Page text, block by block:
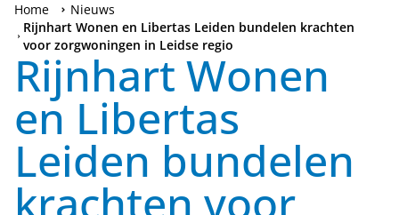
Home
Nieuws
Rijnhart Wonen en Libertas Leiden bundelen krachten
voor zorgwoningen in Leidse regio
Rijnhart Wonen
en Libertas
Leiden bundelen
krachten voor